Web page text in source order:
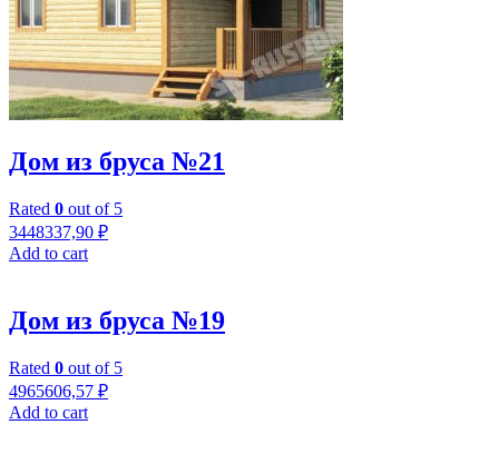
Дом из бруса №21
Rated 0 out of 5
3448337,90 ₽
Add to cart
Дом из бруса №19
Rated 0 out of 5
4965606,57 ₽
Add to cart